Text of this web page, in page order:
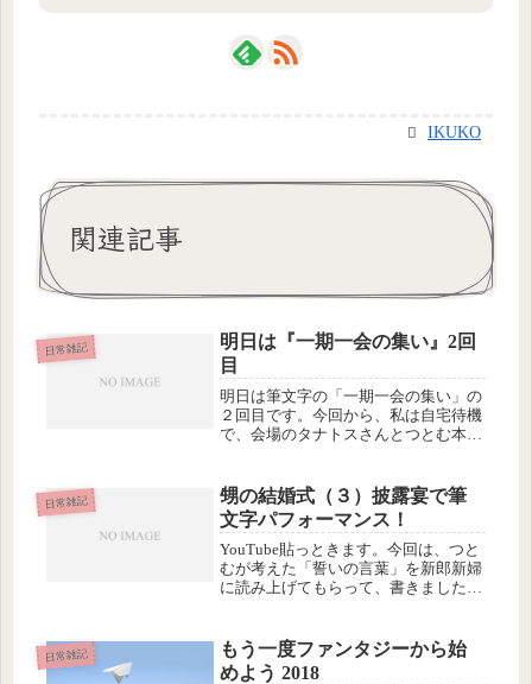
IKUKO
関連記事
日常雑記
明日は『一期一会の集い』2回
目
明日は筆文字の「一期一会の集い」の
２回目です。今回から、私は自宅待機
で、会場のタナトスさんとつとむ本人
で、参加することにしました。ついで
に写真や動画撮影と、最近作ったfac...
日常雑記
甥の結婚式（３）披露宴で筆
文字パフォーマンス！
YouTube貼っときます。今回は、つと
むが考えた「誓いの言葉」を新郎新婦
に読み上げてもらって、書きました。
くっていうのと「はぐくみます」を
「育美」（新婦の名前）と大書する...
日常雑記
もう一度ファンタジーから始
めよう 2018